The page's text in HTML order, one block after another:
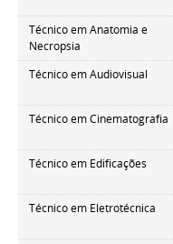
Técnico em Anatomia e
Necropsia
Técnico em Audiovisual
Técnico em Cinematografia
Técnico em Edificações
Técnico em Eletrotécnica